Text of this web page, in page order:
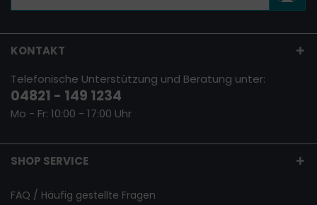
KONTAKT
Telefonische Unterstützung und Beratung unter:
04821 - 149 1234
Mo - Fr: 10:00 - 17:00 Uhr
SHOP SERVICE
FAQ / Häufig gestellte Fragen